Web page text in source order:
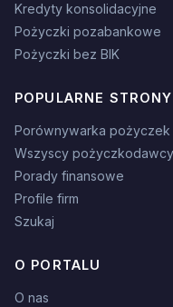
Kredyty konsolidacyjne
Pożyczki pozabankowe
Pożyczki bez BIK
POPULARNE STRONY
Porównywarka pożyczek
Wszyscy pożyczkodawcy
Porady finansowe
Profile firm
Szukaj
O PORTALU
O nas